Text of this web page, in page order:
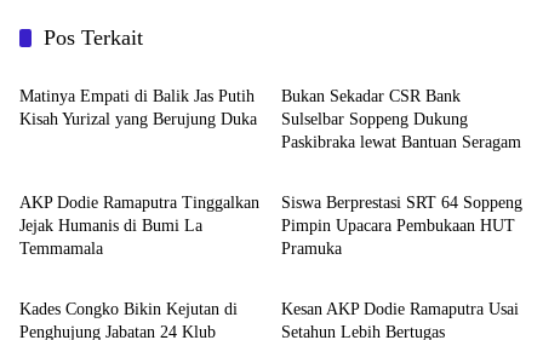
Pos Terkait
Metro
Matinya Empati di Balik Jas Putih
Kisah Yurizal yang Berujung Duka
Bukan Sekadar CSR Bank
Sulselbar Soppeng Dukung
Paskibraka lewat Bantuan Seragam
AKP Dodie Ramaputra Tinggalkan
Jejak Humanis di Bumi La
Temmamala
Metro
Siswa Berprestasi SRT 64 Soppeng
Pimpin Upacara Pembukaan HUT
Pramuka
Metro
Kades Congko Bikin Kejutan di
Penghujung Jabatan 24 Klub
Metro
Kesan AKP Dodie Ramaputra Usai
Setahun Lebih Bertugas